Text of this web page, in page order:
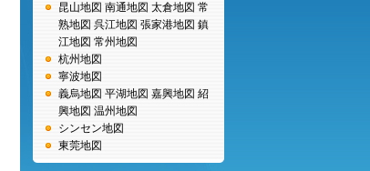
昆山地図 南通地図 太倉地図 常
熟地図 呉江地図 張家港地図 鎮
江地図 常州地図
杭州地図
寧波地図
義烏地図 平湖地図 嘉興地図 紹
興地図 温州地図
シンセン地図
東莞地図